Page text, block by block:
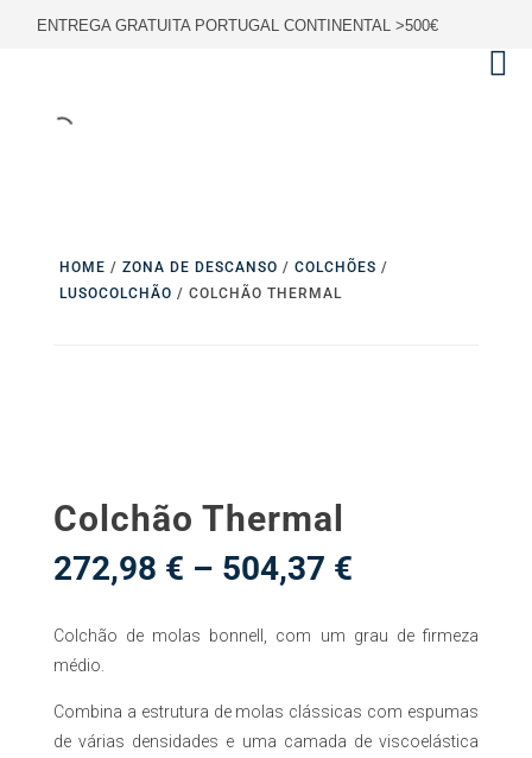
ENTREGA GRATUITA PORTUGAL CONTINENTAL >500€
HOME / ZONA DE DESCANSO / COLCHÕES /
LUSOCOLCHÃO / COLCHÃO THERMAL
Colchão Thermal
272,98 € – 504,37 €Price
range:
272,98 €
through
Colchão de molas bonnell, com um grau de firmeza
médio.
Combina a estrutura de molas clássicas com espumas
de várias densidades e uma camada de viscoelástica